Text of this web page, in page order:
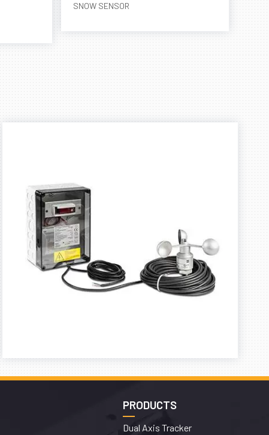
SNOW SENSOR
PRODUCTS
Dual Axis Tracker